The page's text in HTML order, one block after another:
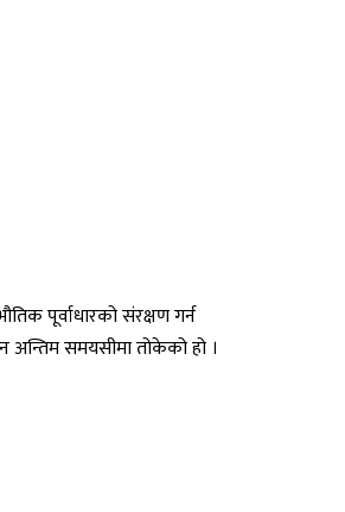
पूर्वाधारको संरक्षण गर्न
अन्तिम समयसीमा तोकेको हो ।